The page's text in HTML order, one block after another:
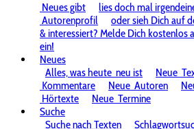
Neues gibt
lies doch mal
Autorenprofil
oder sieh Dich auf
& interessiert? Melde Dich kostenlos
ein!
Neues
Alles, was heute neu ist Neue
Kommentare
Neue Autoren
Hörtexte
Neue Termine
Suche
Suche nach Texten